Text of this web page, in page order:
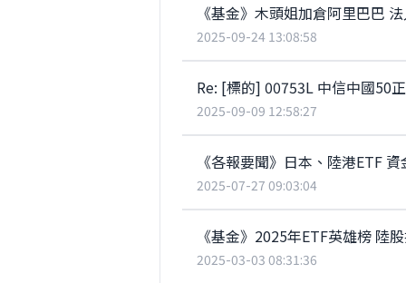
《基金》木頭姐加倉阿里巴巴
2025-09-24 13:08:58
Re: [標的] 00753L 中信中國50
2025-09-09 12:58:27
《各報要聞》日本、陸港ETF
2025-07-27 09:03:04
《基金》2025年ETF英雄榜 陸
2025-03-03 08:31:36